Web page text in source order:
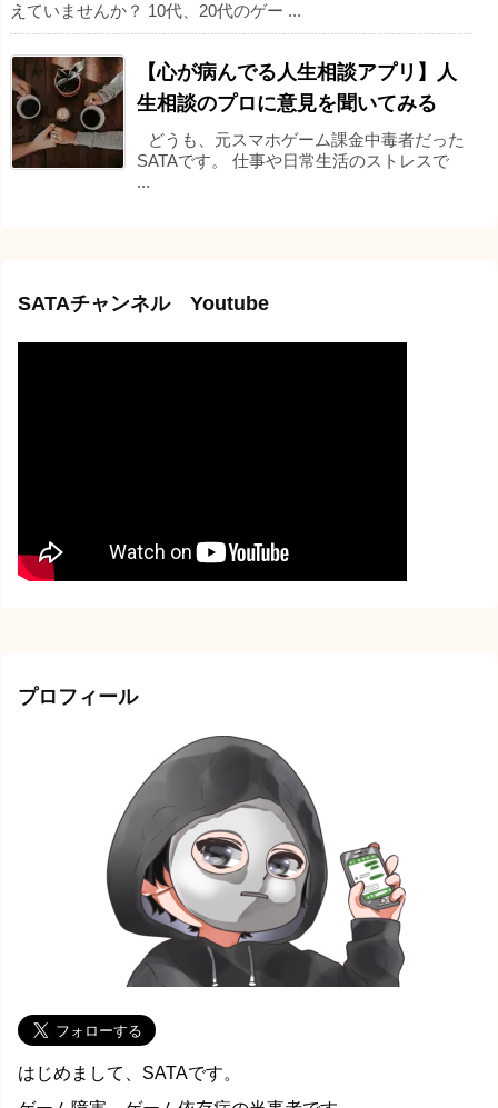
えていませんか？ 10代、20代のゲー ...
【心が病んでる人生相談アプリ】人
生相談のプロに意見を聞いてみる
どうも、元スマホゲーム課金中毒者だった
SATAです。 仕事や日常生活のストレスで
...
SATAチャンネル Youtube
プロフィール
はじめまして、SATAです。